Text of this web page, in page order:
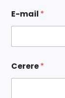
u
m
*
E-mail *
Cerere*